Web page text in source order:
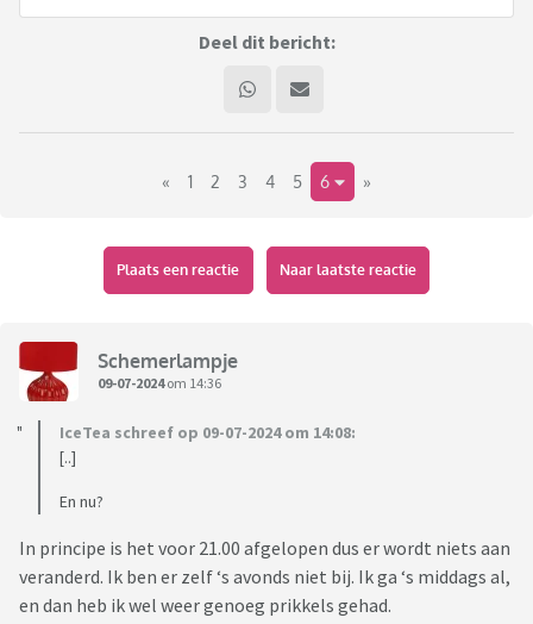
Deel dit bericht:
« 1 2 3 4 5 6 »
Plaats een reactie Naar laatste reactie
Schemerlampje
09-07-2024om 14:36
IceTea schreef op 09-07-2024 om 14:08:
[..]
En nu?
In principe is het voor 21.00 afgelopen dus er wordt niets aan
veranderd. Ik ben er zelf ‘s avonds niet bij. Ik ga ‘s middags al,
en dan heb ik wel weer genoeg prikkels gehad.